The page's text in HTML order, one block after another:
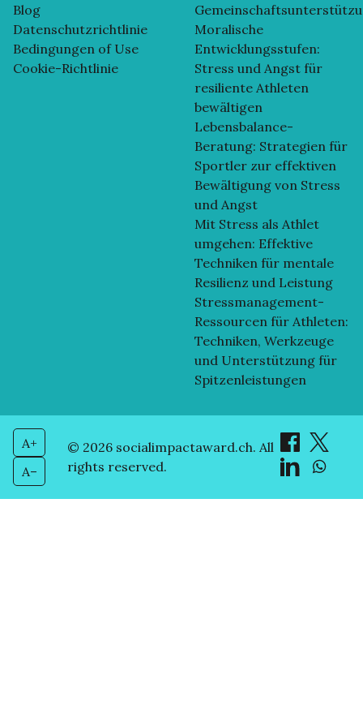
Blog
Datenschutzrichtlinie
Bedingungen of Use
Cookie-Richtlinie
Moralische
Entwicklungsstufen:
Stress und Angst für
resiliente Athleten
bewältigen
Lebensbalance-
Beratung: Strategien für
Sportler zur effektiven
Bewältigung von Stress
und Angst
Mit Stress als Athlet
umgehen: Effektive
Techniken für mentale
Resilienz und Leistung
Stressmanagement-
Ressourcen für Athleten:
Techniken, Werkzeuge
und Unterstützung für
Spitzenleistungen
A+
A–
© 2026 socialimpactaward.ch. All
rights reserved.